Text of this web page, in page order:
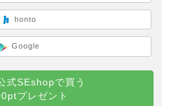
honto
Google
式SEshopで買う
プレゼント